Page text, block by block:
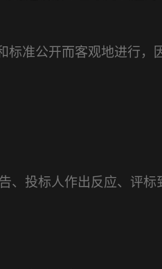
标准公开而客观地进行，
、投标人作出反应、评标